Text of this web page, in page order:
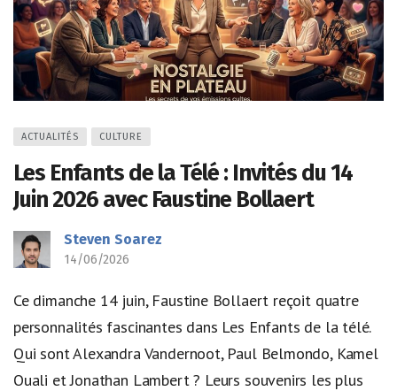
ACTUALITÉS CULTURE
Les Enfants de la Télé : Invités du 14
Juin 2026 avec Faustine Bollaert
Steven Soarez
14/06/2026
Ce dimanche 14 juin, Faustine Bollaert reçoit quatre
personnalités fascinantes dans Les Enfants de la télé.
Qui sont Alexandra Vandernoot, Paul Belmondo, Kamel
Ouali et Jonathan Lambert ? Leurs souvenirs les plus